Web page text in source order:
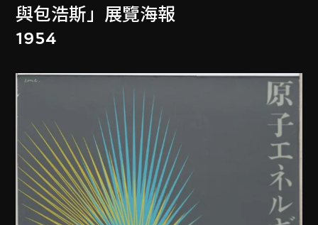
與包浩斯」展覽海報
1954